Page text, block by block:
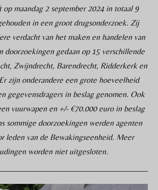
maandag 2 september 2024 in totaal 9
in een groot drugsonderzoek. Zij
verdacht van het maken en handelen van
doorzoekingen gedaan op 15 verschillende
Zwijndrecht, Barendrecht, Ridderkerk en
zijn onderandere een grote hoeveelheid
gegevensdragers in beslag genomen. Ook
vuurwapen en +/- €70.000 euro in beslag
sommige doorzoekingen werden agenten
leden van de Bewakingseenheid. Meer
worden niet uitgesloten.